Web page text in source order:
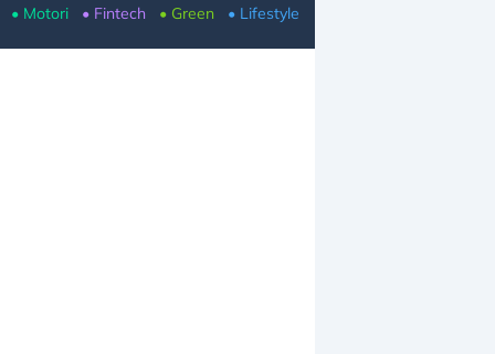
• Motori • Fintech • Green • Lifestyle